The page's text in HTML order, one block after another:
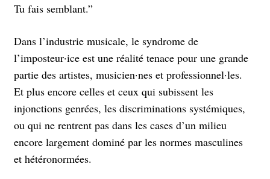
Tu fais semblant.”
Dans l’industrie musicale, le syndrome de
l’imposteur·ice est une réalité tenace pour une grande
partie des artistes, musicien·nes et professionnel·les.
Et plus encore celles et ceux qui subissent les
injonctions genrées, les discriminations systémiques,
ou qui ne rentrent pas dans les cases d’un milieu
encore largement dominé par les normes masculines
et hétéronormées.